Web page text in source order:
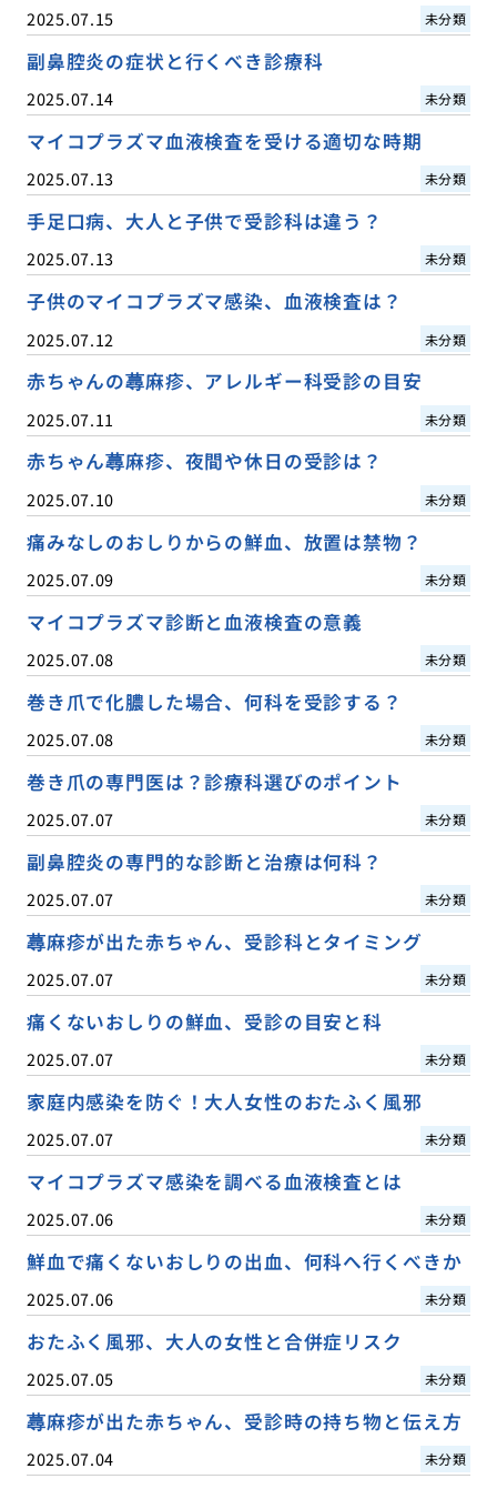
2025.07.15 未分類
副鼻腔炎の症状と行くべき診療科
2025.07.14 未分類
マイコプラズマ血液検査を受ける適切な時期
2025.07.13 未分類
手足口病、大人と子供で受診科は違う？
2025.07.13 未分類
子供のマイコプラズマ感染、血液検査は？
2025.07.12 未分類
赤ちゃんの蕁麻疹、アレルギー科受診の目安
2025.07.11 未分類
赤ちゃん蕁麻疹、夜間や休日の受診は？
2025.07.10 未分類
痛みなしのおしりからの鮮血、放置は禁物？
2025.07.09 未分類
マイコプラズマ診断と血液検査の意義
2025.07.08 未分類
巻き爪で化膿した場合、何科を受診する？
2025.07.08 未分類
巻き爪の専門医は？診療科選びのポイント
2025.07.07 未分類
副鼻腔炎の専門的な診断と治療は何科？
2025.07.07 未分類
蕁麻疹が出た赤ちゃん、受診科とタイミング
2025.07.07 未分類
痛くないおしりの鮮血、受診の目安と科
2025.07.07 未分類
家庭内感染を防ぐ！大人女性のおたふく風邪
2025.07.07 未分類
マイコプラズマ感染を調べる血液検査とは
2025.07.06 未分類
鮮血で痛くないおしりの出血、何科へ行くべきか
2025.07.06 未分類
おたふく風邪、大人の女性と合併症リスク
2025.07.05 未分類
蕁麻疹が出た赤ちゃん、受診時の持ち物と伝え方
2025.07.04 未分類